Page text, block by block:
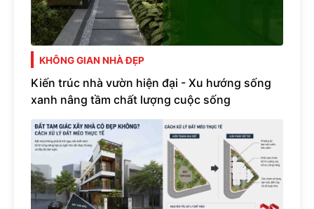
KHÔNG GIAN NHÀ ĐẸP
Kiến trúc nhà vườn hiện đại - Xu hướng sống
xanh nâng tầm chất lượng cuộc sống